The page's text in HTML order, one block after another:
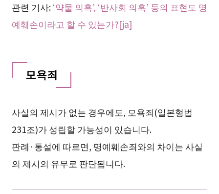
관련 기사:‘약물 의혹’, ‘반사회 의혹’ 등의 표현도 명
예훼손이라고 할 수 있는가?[ja]
모욕죄
사실의 제시가 없는 경우에도, 모욕죄(일본형법
231조)가 성립할 가능성이 있습니다.
판례·통설에 따르면, 명예훼손죄와의 차이는 사실
의 제시의 유무로 판단됩니다.